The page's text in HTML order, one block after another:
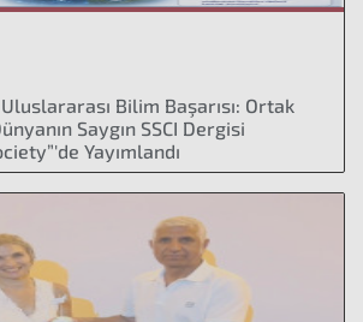
Bilim Başarısı: Ortak
Saygın SSCI Dergisi
Yayımlandı